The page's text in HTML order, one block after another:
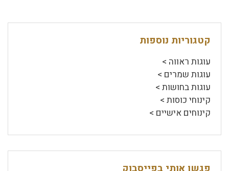
קטגוריות נוספות
עוגות ראווה >
עוגות שמרים >
עוגות בחושות >
קינוחי כוסות >
קינוחים אישיים >